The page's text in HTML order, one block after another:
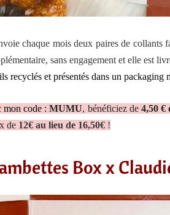
chaque mois deux paires de collants
sans engagement et elle est
recyclés et présentés dans un
mon code : MUMU, bénéficiez de 4,50 €
de 12€ au lieu de 16,50€ !
Box x